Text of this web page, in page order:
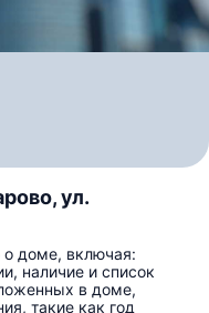
ул.
доме, включая:
наличие и список
в доме,
такие как год